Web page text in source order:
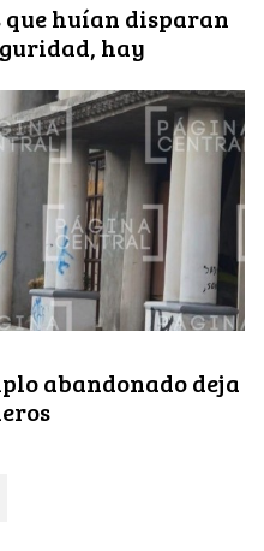
que huían disparan
hay
abandonado deja